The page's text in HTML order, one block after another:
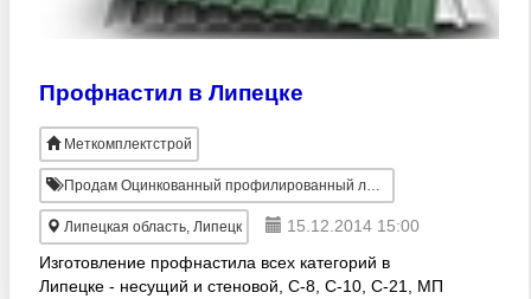
Профнастил в Липецке
Меткомплектстрой
Продам Оцинкованный профилированный лист
Липецкая область, Липецк
15.12.2014 15:00
Изготовление профнастила всех категорий в
Липецке - несущий и стеновой, С-8, С-10, С-21, МП